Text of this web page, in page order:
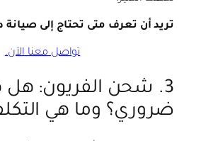
تريد أن تعرف متى تحتاج إلى صيانة
تواصل معنا الآن.
3. شحن الفريون: هل
ضروري؟ وما هي